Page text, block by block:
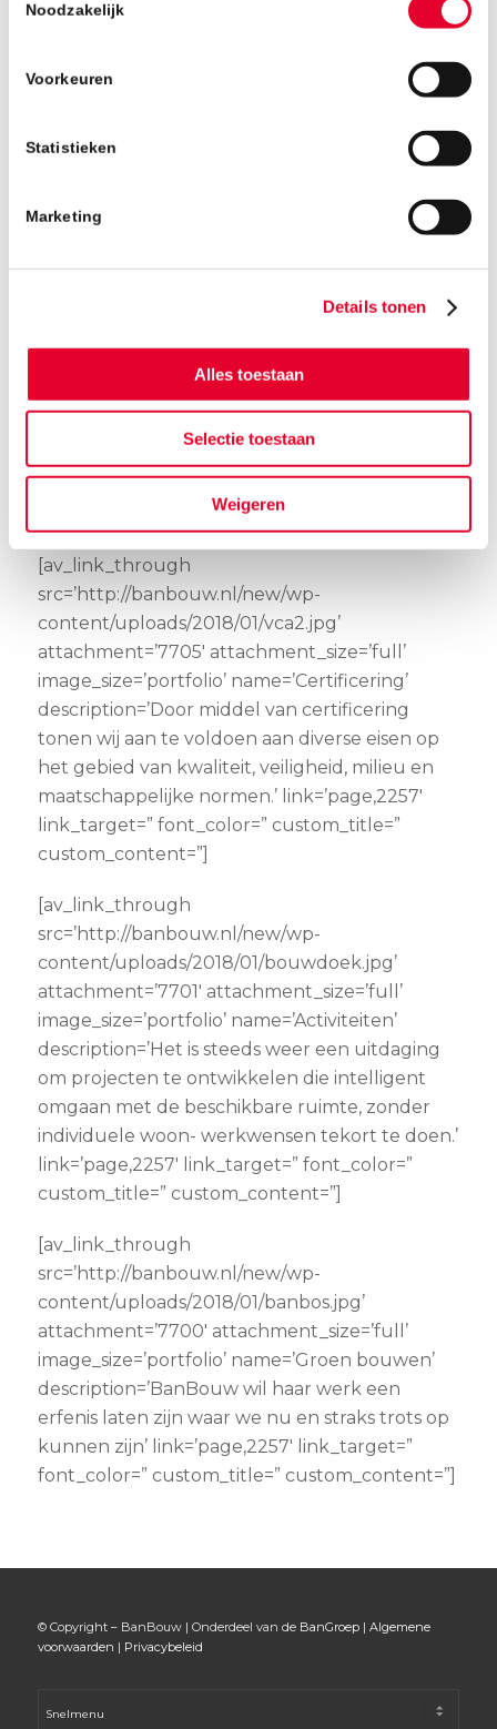
Noodzakelijk
Voorkeuren
Statistieken
Marketing
Details tonen
Alles toestaan
Selectie toestaan
Weigeren
en commercieel vastgoed. Daarnaast
reparatieonderhoud, verbouwingen en
restyling van bedrijfspanden en particuliere
src=’http://banbouw.nl/new/wp-
image_size=’portfolio’ name=’Profiel’
opgericht en heeft zich ontwikkeld tot een
onafhankelijke middelgrote
bouwonderneming en projectontwikkelaar,
font_color=” custom_title=” custom_content=”]
[av_link_through
src=’http://banbouw.nl/new/wp-
content/uploads/2018/01/vca2.jpg’
attachment=’7705′ attachment_size=’full’
image_size=’portfolio’ name=’Certificering’
description=’Door middel van certificering
tonen wij aan te voldoen aan diverse eisen op
het gebied van kwaliteit, veiligheid, milieu en
maatschappelijke normen.’ link=’page,2257′
link_target=” font_color=” custom_title=”
custom_content=”]
[av_link_through
src=’http://banbouw.nl/new/wp-
content/uploads/2018/01/bouwdoek.jpg’
attachment=’7701′ attachment_size=’full’
image_size=’portfolio’ name=’Activiteiten’
description=’Het is steeds weer een uitdaging
om projecten te ontwikkelen die intelligent
omgaan met de beschikbare ruimte, zonder
individuele woon- werkwensen tekort te doen.’
link=’page,2257′ link_target=” font_color=”
custom_title=” custom_content=”]
[av_link_through
src=’http://banbouw.nl/new/wp-
content/uploads/2018/01/banbos.jpg’
attachment=’7700′ attachment_size=’full’
image_size=’portfolio’ name=’Groen bouwen’
description=’BanBouw wil haar werk een
erfenis laten zijn waar we nu en straks trots op
kunnen zijn’ link=’page,2257′ link_target=”
font_color=” custom_title=” custom_content=”]
© Copyright – BanBouw | Onderdeel van de BanGroep| Algemene
voorwaarden | Privacybeleid